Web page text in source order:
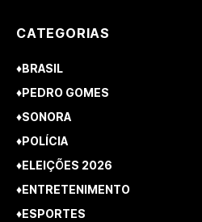
CATEGORIAS
♦BRASIL
♦PEDRO GOMES
♦SONORA
♦POLÍCIA
♦ELEIÇÕES 2026
♦ENTRETENIMENTO
♦ESPORTES